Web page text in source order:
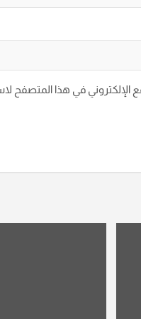
الإلكتروني في هذا المتصفح